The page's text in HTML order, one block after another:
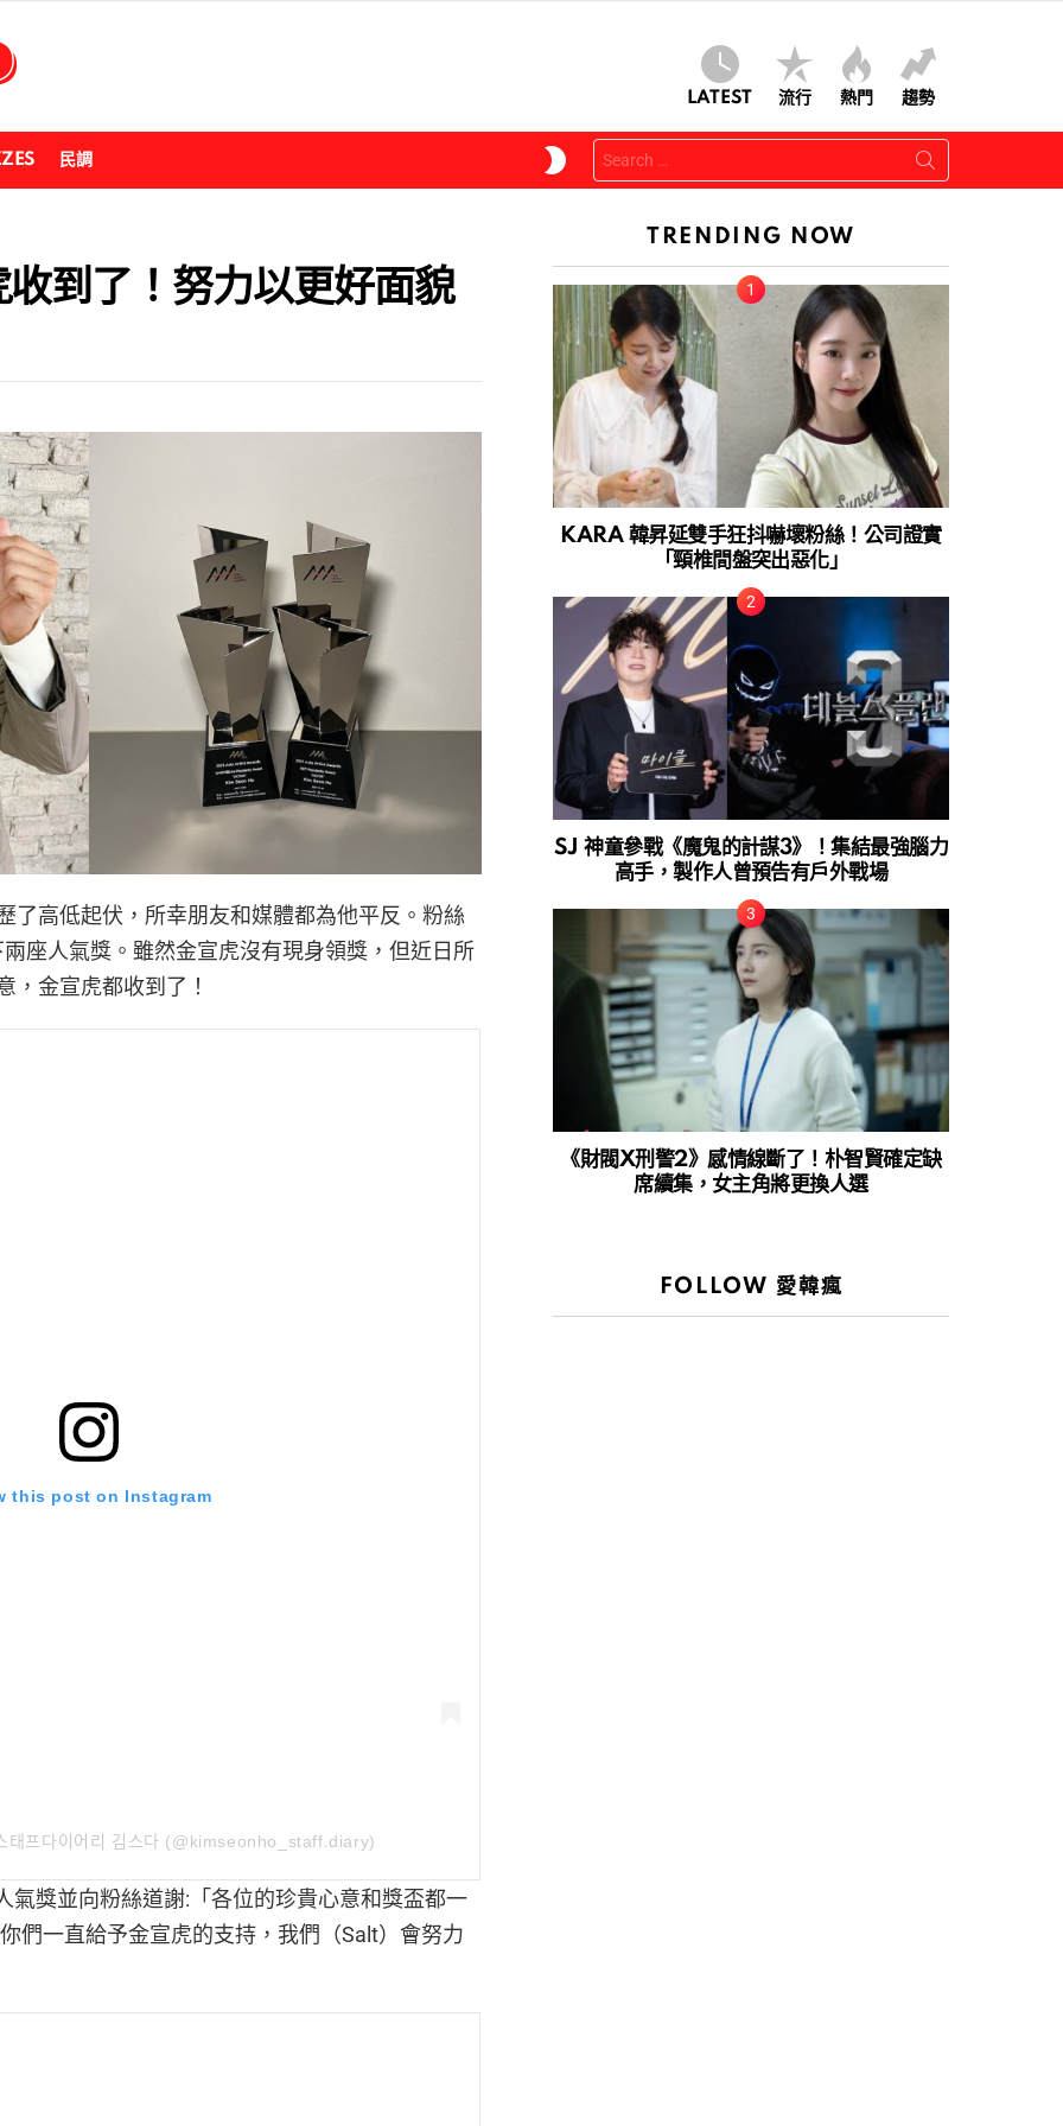
LATEST 流行 熱門 趨勢
民調
SKIN
Search
for:
到了！努力以更好面貌
了高低起伏，所幸朋友和媒體都為他平反。粉絲
座人氣獎。雖然金宣虎沒有現身領獎，但近日所
，金宣虎都收到了！
this post on Instagram
김스다 (@kimseonho_staff.diary)
氣獎並向粉絲道謝:「各位的珍貴心意和獎盃都一
們一直給予金宣虎的支持，我們（Salt）會努力
TRENDING NOW
KARA 韓昇延雙手狂抖嚇壞粉絲！公司證實
「頸椎間盤突出惡化」
SJ 神童參戰《魔鬼的計謀3》！集結最強腦力
高手，製作人曾預告有戶外戰場
《財閥X刑警2》感情線斷了！朴智賢確定缺
席續集，女主角將更換人選
FOLLOW 愛韓瘋